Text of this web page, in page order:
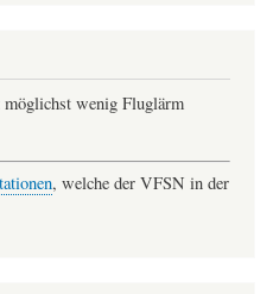
wenig Fluglärm
, welche der VFSN in der